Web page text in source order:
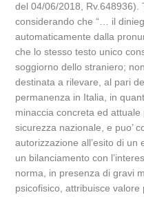
del 04/06/2018, Rv.648936).
considerando che “… il
automaticamente dalla
che lo stesso testo unico
soggiorno dello straniero;
destinata a rilevare, al pari
permanenza in Italia, in
minaccia concreta ed attuale
sicurezza nazionale, e puo’
autorizzazione all’esito di
un bilanciamento con
norma, in presenza di gravi
psicofisico, attribuisce valore